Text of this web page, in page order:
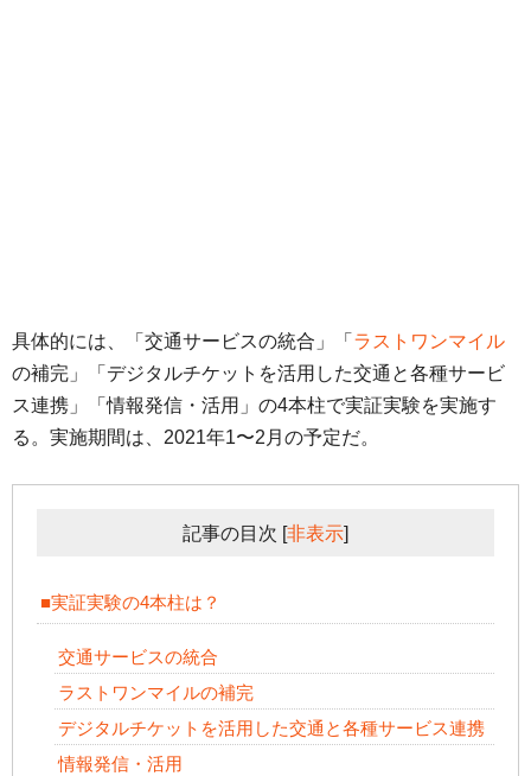
具体的には、「交通サービスの統合」「 ラストワンマイル
の補完」「デジタルチケットを活用した交通と各種サービ
ス連携」「情報発信・活用」の4本柱で実証実験を実施す
る。実施期間は、2021年1〜2月の予定だ。
記事の目次 [非表示]
■実証実験の4本柱は？
交通サービスの統合
ラストワンマイルの補完
デジタルチケットを活用した交通と各種サービス連携
情報発信・活用